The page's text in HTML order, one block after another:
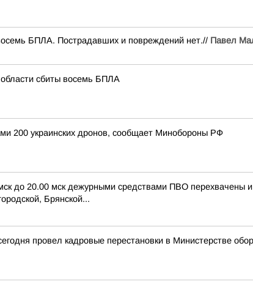
БПЛА. Пострадавших и повреждений нет.// Павел
сбиты восемь БПЛА
200 украинских дронов, сообщает Минобороны РФ
до 20.00 мск дежурными средствами ПВО перехвачены
Брянской...
провел кадровые перестановки в Министерстве